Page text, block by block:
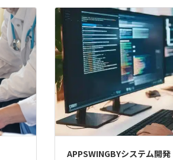
APPSWINGBYシステム開発